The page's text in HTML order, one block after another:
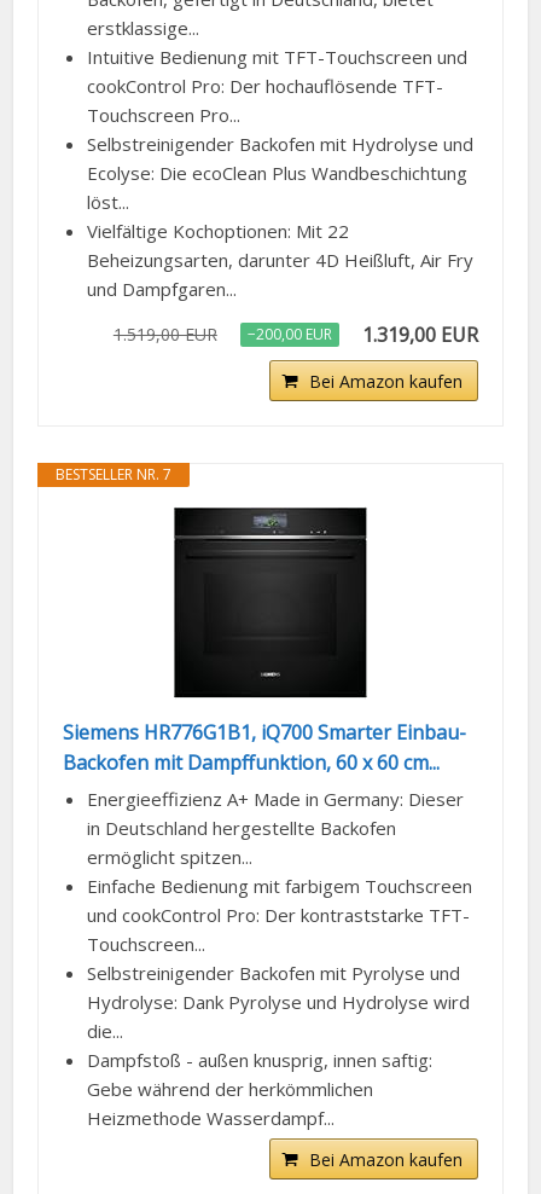
erstklassige...
Intuitive Bedienung mit TFT-Touchscreen und
cookControl Pro: Der hochauflösende TFT-
Touchscreen Pro...
Selbstreinigender Backofen mit Hydrolyse und
Ecolyse: Die ecoClean Plus Wandbeschichtung
löst...
Vielfältige Kochoptionen: Mit 22
Beheizungsarten, darunter 4D Heißluft, Air Fry
und Dampfgaren...
1.519,00 EUR −200,00 EUR 1.319,00 EUR
Bei Amazon kaufen
BESTSELLER NR. 7
Siemens HR776G1B1, iQ700 Smarter Einbau-
Backofen mit Dampffunktion, 60 x 60 cm...
Energieeffizienz A+ Made in Germany: Dieser
in Deutschland hergestellte Backofen
ermöglicht spitzen...
Einfache Bedienung mit farbigem Touchscreen
und cookControl Pro: Der kontraststarke TFT-
Touchscreen...
Selbstreinigender Backofen mit Pyrolyse und
Hydrolyse: Dank Pyrolyse und Hydrolyse wird
die...
Dampfstoß - außen knusprig, innen saftig:
Gebe während der herkömmlichen
Heizmethode Wasserdampf...
Bei Amazon kaufen